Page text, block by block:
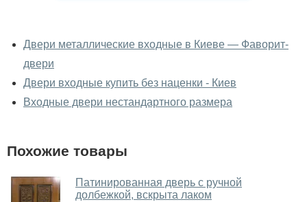
входные вживую?
Да, можно посмотреть двери входные в нашем
фирменном салоне-магазине.
У вас большой магазин?
дверей.
Помогаете ли вы выбрать двери
входные?
Двери металлические входные в Киеве — Фаворит-
двери
Двери входные купить без наценки - Киев
Входные двери нестандартного размера
Похожие товары
Патинированная дверь с ручной
долбежкой, вскрыта лаком